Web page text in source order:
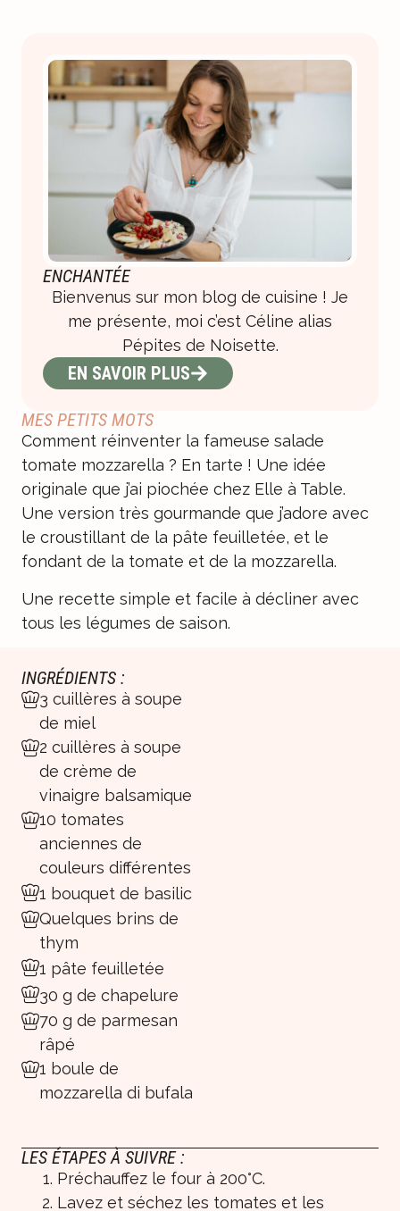
MES PETITS MOTS
Comment réinventer la fameuse salade
tomate mozzarella ? En tarte ! Une idée
originale que j’ai piochée chez Elle à Table.
Une version très gourmande que j’adore avec
le croustillant de la pâte feuilletée, et le
fondant de la tomate et de la mozzarella.
Une recette simple et facile à décliner avec
tous les légumes de saison.
ENCHANTÉE
Bienvenus sur mon blog de cuisine ! Je
me présente, moi c’est Céline alias
Pépites de Noisette.
EN SAVOIR PLUS
INGRÉDIENTS :
3 cuillères à soupe
de miel
2 cuillères à soupe
de crème de
vinaigre balsamique
10 tomates
anciennes de
couleurs différentes
1 bouquet de basilic
Quelques brins de
thym
1 pâte feuilletée
30 g de chapelure
70 g de parmesan
râpé
1 boule de
mozzarella di bufala
LES ÉTAPES À SUIVRE :
Préchauffez le four à 200°C.
Lavez et séchez les tomates et les